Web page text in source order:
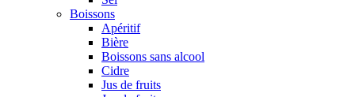
Boissons
Apéritif
Bière
Boissons sans alcool
Cidre
Jus de fruits